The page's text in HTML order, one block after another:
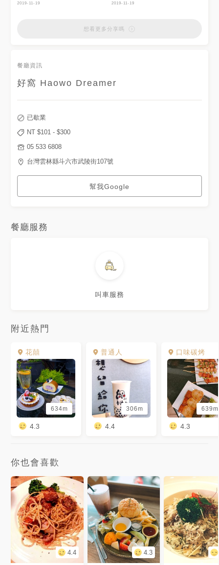
2019-11-19 2019-11-19
想看更多分享嗎
餐廳資訊
好窩 Haowo Dreamer
已歇業
NT $101 - $300
05 533 6808
台灣雲林縣斗六市武陵街107號
幫我Google
餐廳服務
叫車服務
附近熱門
花囍
634m
4.3
普通人
306m
4.4
口味碳烤
639m
4.3
你也會喜歡
4.4 4.3